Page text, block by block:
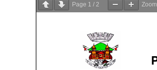
Page 1 / 2 Zoom